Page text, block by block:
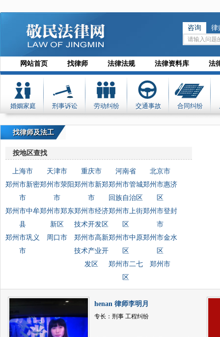
咨询 律
网站首页 找律师 法律法规 法律资料库 法
婚姻家庭 刑事诉讼 劳动纠纷 交通事故 合同纠纷
找律师及法工
按地区查找
上海市 天津市 重庆市 河南省
北京市
郑州市新密
市
郑州市荥阳
市
郑州市新郑
市
郑州市管城
回族自治区
郑州市惠济
区
郑州市中牟
县
郑州市郑东
新区
郑州市经济
技术开发区
郑州市上街
区
郑州市登封
市
郑州市巩义
市
周口市
郑州市高新
技术产业开
发区
郑州市中原
区
郑州市金水
区
郑州市二七
区
郑州市
henan 律师李明月
专长：刑事 工程纠纷